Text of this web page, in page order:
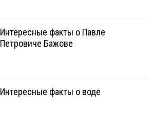
Интересные факты о Павле
Петровиче Бажове
Интересные факты о воде